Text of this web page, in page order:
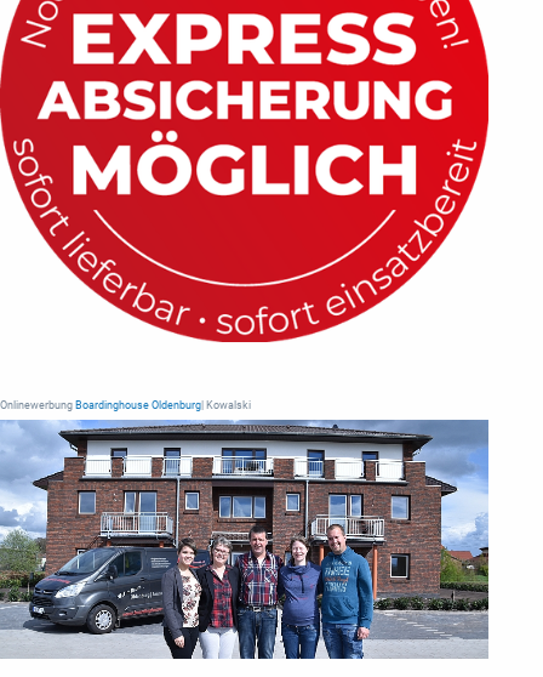
Onlinewerbung Boardinghouse Oldenburg | Kowalski